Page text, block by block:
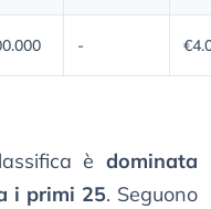
-
è dominata
i primi 25. Seguono